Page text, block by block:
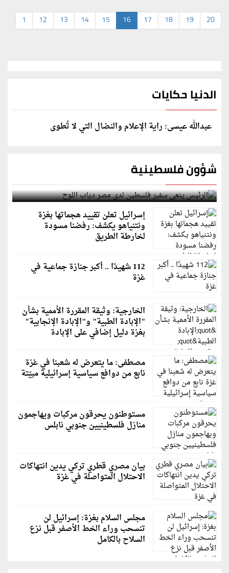
1 12 13 14 15 16 17 18 19 20
الدنيا حكايات
عبدالله عيسى: راية الإعلام والنضال التي لا تُطوى
شؤون فلسطينية
الرئيس ينعى سفير فلسطين لدى مصر دياب اللوح
إسرائيل تعلن تقييد هجماتها بغزة
ونتنياهو يكشف: رفضنا مسودة
لخارطة الطريق
112 شهيدًا .. أكبر جنازة جماعية في
غزة
الخارجية: وثيقة المقررة الأممية بشأن
"الإبادة الطبية" و"الإبادة الإنجابية"
بغزة دليل إضافي على الإبادة
مصطفى: ما يتعرض له شعبنا في غزة
نابع من دوافع سياسية إسرائيلية مبيّتة
مستوطنون يحرقون مركبات ويهاجمون
منازل فلسطينيين جنوبي نابلس
بيان مصري قطري تركي يدين انتهاكات
الاحتلال المتواصلة في غزة
مجلس السلام بغزة: إسرائيل لن
تنسحب وراء الخط الأصفر قبل نزع
السلاح بالكامل